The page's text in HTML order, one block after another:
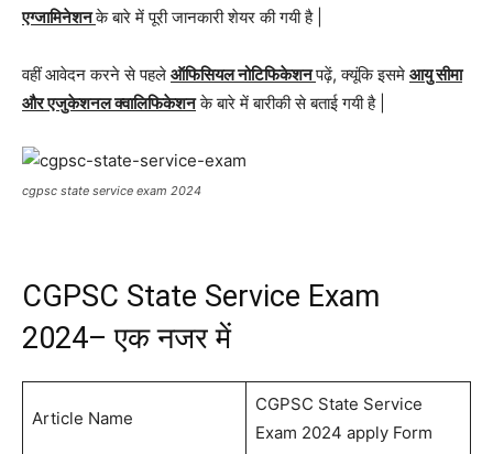
एग्जामिनेशनके बारे में पूरी जानकारी शेयर की गयी है |
वहीं आवेदन करने से पहले ऑफिसियल नोटिफिकेशनपढ़ें, क्यूंकि इसमे आयु सीमा
और एजुकेशनल क्वालिफिकेशनके बारे में बारीकी से बताई गयी है |
cgpsc state service exam 2024
CGPSC State Service Exam
2024– एक नजर में
Article Name
CGPSC State Service
Exam 2024 apply Form